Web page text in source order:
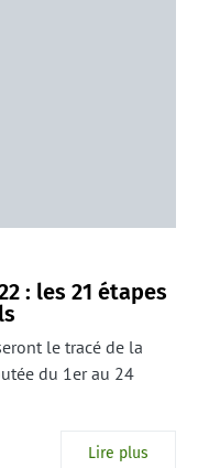
: les 21 étapes
le tracé de la
du 1er au 24
Lire plus